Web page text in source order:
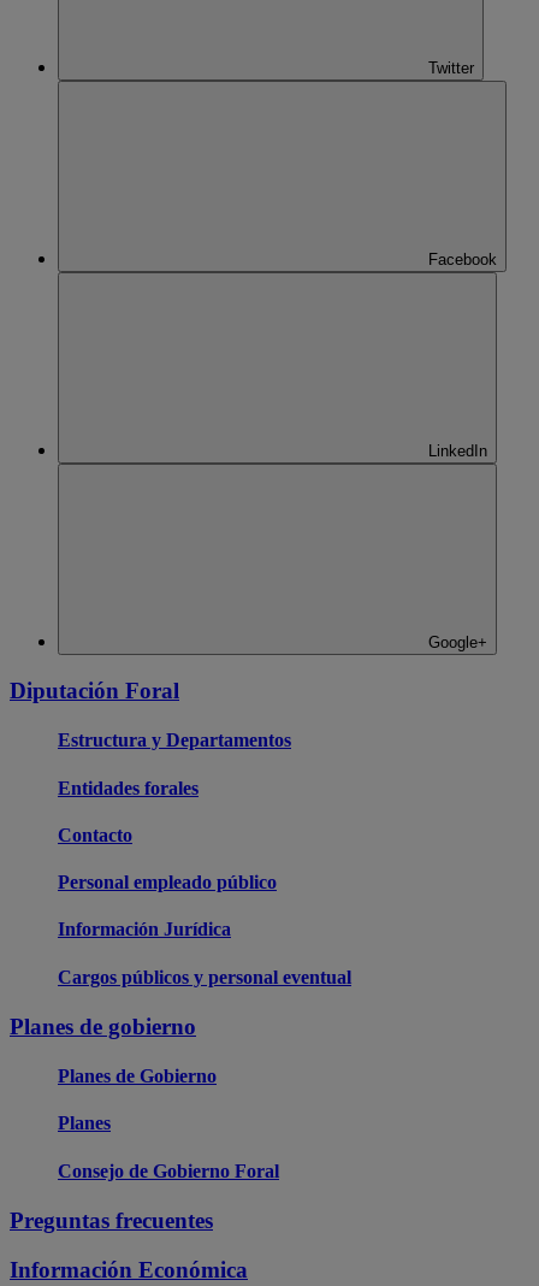
Twitter
Facebook
LinkedIn
Google+
Diputación Foral
Estructura y Departamentos
Entidades forales
Contacto
Personal empleado público
Información Jurídica
Cargos públicos y personal eventual
Planes de gobierno
Planes de Gobierno
Planes
Consejo de Gobierno Foral
Preguntas frecuentes
Información Económica